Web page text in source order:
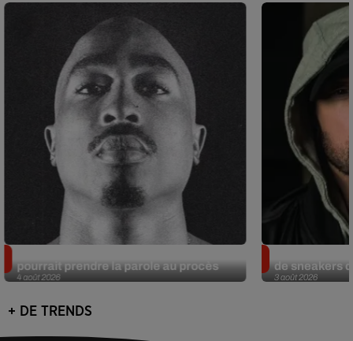
4 août 2026
pourrait prendre la parole au procès
3 août 2026
de sneakers
+ DE TRENDS